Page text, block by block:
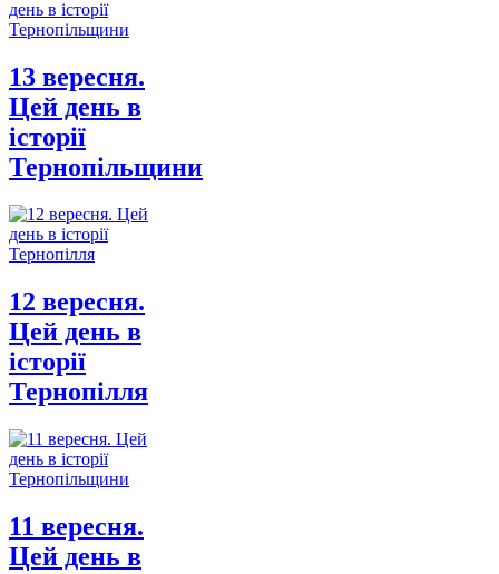
13 вересня.
Цей день в
історії
Тернопільщини
12 вересня.
Цей день в
історії
Тернопілля
11 вересня.
Цей день в